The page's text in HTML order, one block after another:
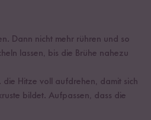
Dann nicht mehr rühren und so
lassen, bis die Brühe nahezu
Hitze voll aufdrehen, damit sich
bildet. Aufpassen, dass die